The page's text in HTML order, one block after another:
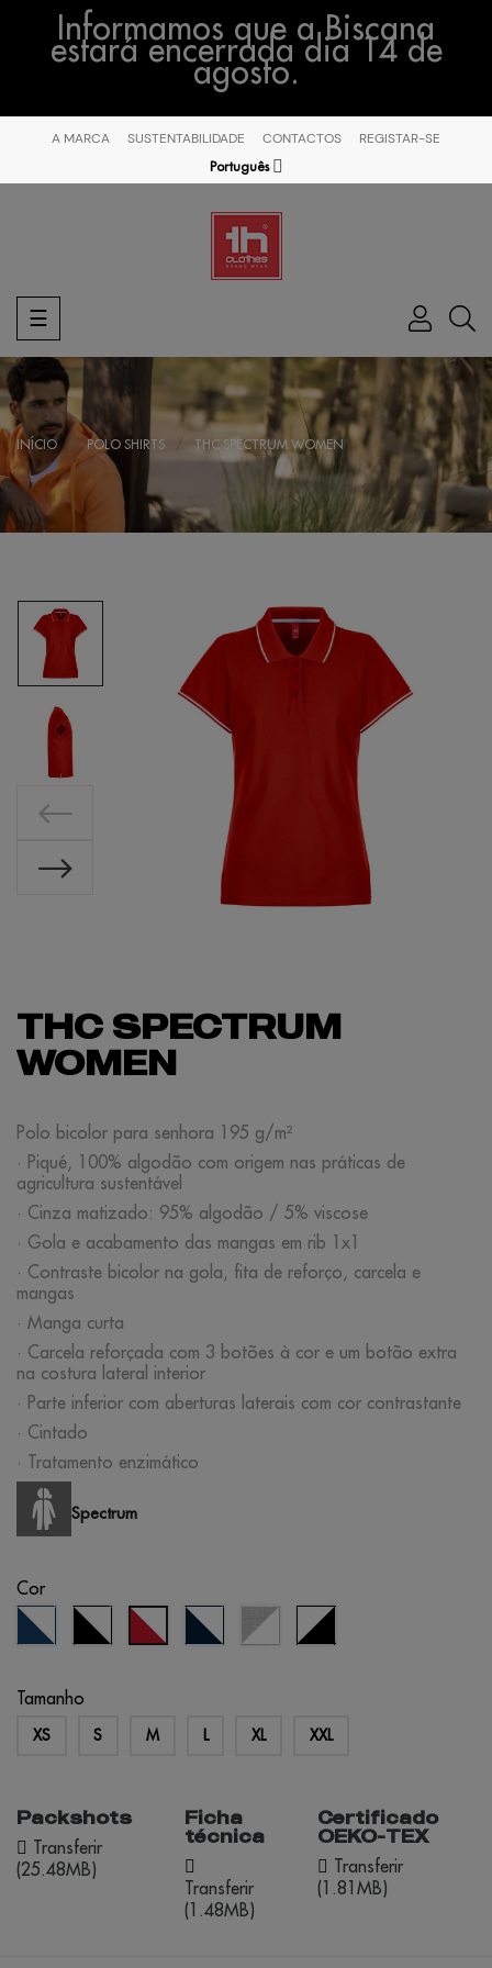
Informamos que a Biscana
estará encerrada dia 14 de
agosto.
A MARCA SUSTENTABILIDADE CONTACTOS REGISTAR-SE
Português
Toggle
navigation
☰
INÍCIO POLO SHIRTS THC SPECTRUM WOMEN
THC SPECTRUM
WOMEN
Polo bicolor para senhora 195 g/m²
· Piqué, 100% algodão com origem nas práticas de
agricultura sustentável
· Cinza matizado: 95% algodão / 5% viscose
· Gola e acabamento das mangas em rib 1x1
· Contraste bicolor na gola, fita de reforço, carcela e
mangas
· Manga curta
· Carcela reforçada com 3 botões à cor e um botão extra
na costura lateral interior
· Parte inferior com aberturas laterais com cor contrastante
· Cintado
· Tratamento enzimático
Spectrum
Cor
azul
real/branco
preto/brancovermelho/branco
eclipse/brancomatizado/branco
Tamanho
XS S M L XL XXL
Packshots
Transferir
(25.48MB)
Ficha
técnica
Transferir
(1.48MB)
Certificado
OEKO-TEX
Transferir
(1.81MB)